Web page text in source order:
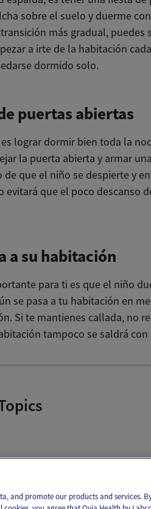
sobre el suelo y duerme
más gradual, puedes
a irte de la habitación
dormido solo.
puertas abiertas
lograr dormir bien toda la
la puerta abierta y armar
de que el niño se despierte y
evitará que el poco descanso
a su habitación
para ti es que el niño
se pasa a tu habitación en
Si te mantienes callada, no
tampoco se saldrá con
and promote our products and services.